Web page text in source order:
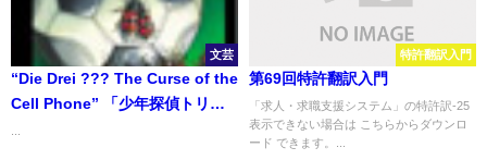
文芸
“Die Drei ??? The Curse of the
Cell Phone” 「少年探偵トリ
特許翻訳入門
第69回特許翻訳入門
「求人・求職支援システム」の特許訳-25
表示できない場合は こちらからダウンロ
ード できます。...